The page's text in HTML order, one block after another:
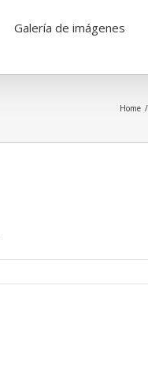
Galería de imágenes
Home